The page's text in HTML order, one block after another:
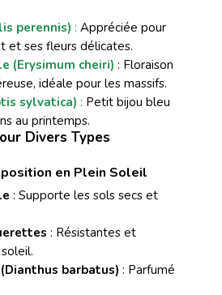
perennis) : Appréciée pour
et ses fleurs délicates.
(Erysimum cheiri) : Floraison
idéale pour les massifs.
sylvatica) : Petit bijou bleu
au printemps.
Divers Types
en Plein Soleil
: Supporte les sols secs et
: Résistantes et
barbatus) : Parfumé